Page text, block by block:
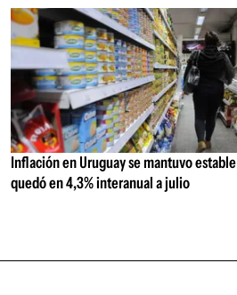
Inflación en Uruguay se mantuvo
quedó en 4,3% interanual a julio